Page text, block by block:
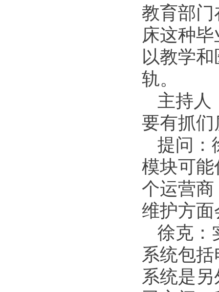
教育部
床这种
以教学
轨。
主持人
要有抓
提问：
模块可
个运营
维护方
徐克：
系统包
系统是